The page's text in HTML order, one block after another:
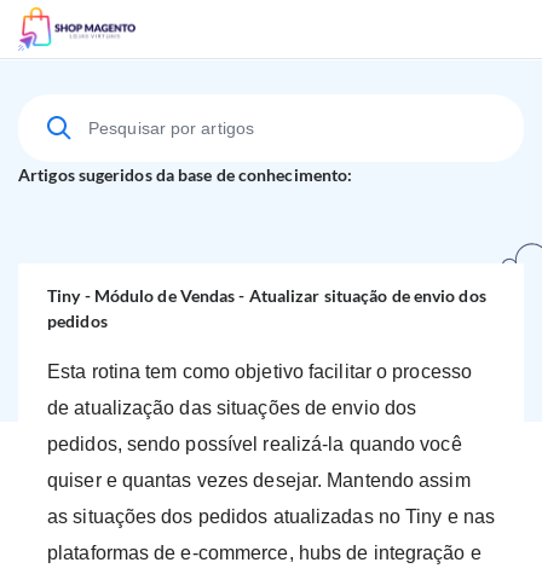
Suporte Técnico
Artigos sugeridos da base de conhecimento:
Tiny - Módulo de Vendas - Atualizar situação de envio dos
pedidos
Esta rotina tem como objetivo facilitar o processo
de atualização das situações de envio dos
pedidos, sendo possível realizá-la quando você
quiser e quantas vezes desejar. Mantendo assim
as situações dos pedidos atualizadas no Tiny e nas
plataformas de e-commerce, hubs de integração e